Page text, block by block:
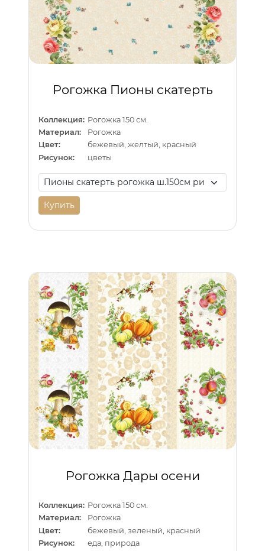
Рогожка Пионы скатерть
Коллекция: Рогожка 150 см.
Материал:
Рогожка
Цвет:
бежевый, желтый, красный
Рисунок:
цветы
Купить
Рогожка Дары осени
Коллекция: Рогожка 150 см.
Материал:
Рогожка
Цвет:
бежевый, зеленый, красный
Рисунок:
еда, природа